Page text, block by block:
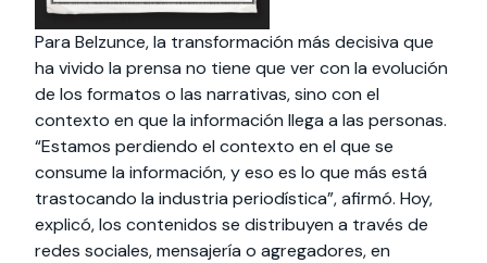
Para Belzunce, la transformación más decisiva que
ha vivido la prensa no tiene que ver con la evolución
de los formatos o las narrativas, sino con el
contexto en que la información llega a las personas.
“Estamos perdiendo el contexto en el que se
consume la información, y eso es lo que más está
trastocando la industria periodística”, afirmó. Hoy,
explicó, los contenidos se distribuyen a través de
redes sociales, mensajería o agregadores, en